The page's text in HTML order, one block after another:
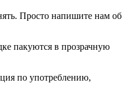
Просто напишите нам об
пакуются в прозрачную
по употреблению,